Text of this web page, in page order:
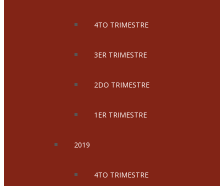
4TO TRIMESTRE
3ER TRIMESTRE
2DO TRIMESTRE
1ER TRIMESTRE
2019
4TO TRIMESTRE